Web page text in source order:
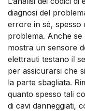
diagnosi del
errore in sé, spesso
problema. Anche
mostra un sensore
elettrauti testano il
per assicurarsi che
la parte sbagliata.
quanto spesso tali
di cavi danneggiati,